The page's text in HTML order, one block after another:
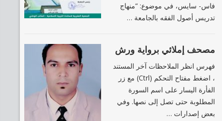
فاس- سايس، في موضوع: “منهاج
تدريس أصول الفقه بالجامعة …
مصحف إملائي برواية ورش
فهرس انظر الملاحظات آخر المستند
، اضغط مفتاح التحكم (Ctrl) مع زر
الفأرة اليسار على اسم السورة
المطلوبة حتى تصل إلى نصها. وفي
بعض إصدارات …